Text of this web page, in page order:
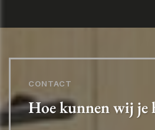
CONTACT
Hoe kunnen wij je